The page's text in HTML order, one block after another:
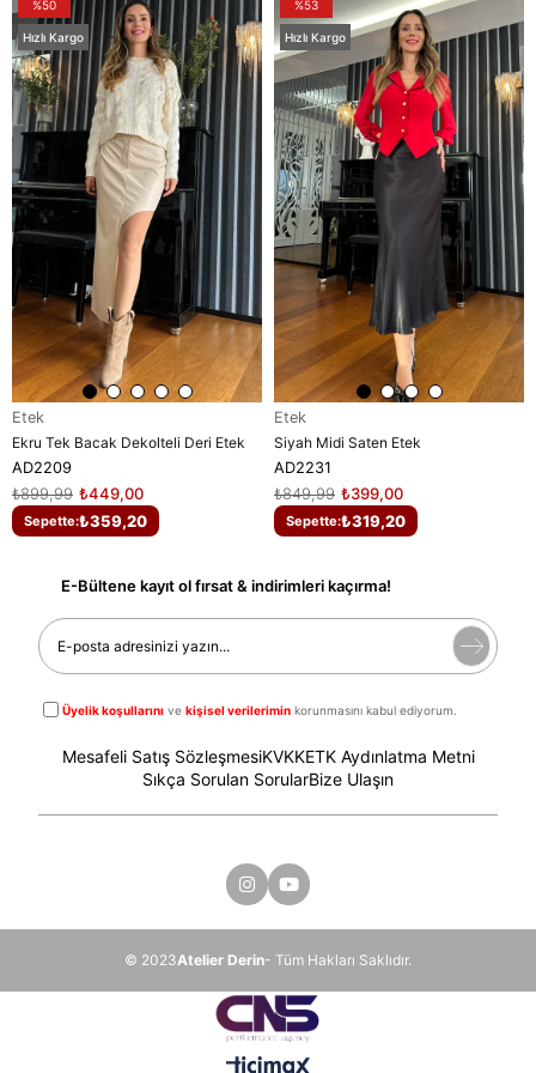
Etek
Ekru Tek Bacak Dekolteli Deri Etek
AD2209
₺449,00
₺899,99
Sepette:₺359,20
%50
Hızlı Kargo
Etek
Siyah Midi Saten Etek
AD2231
₺399,00
₺849,99
Sepette:₺319,20
%53
Hızlı Kargo
E-Bültene kayıt ol fırsat & indirimleri kaçırma!
Üyelik koşullarını vekişisel verilerimin korunmasını kabul ediyorum.
Mesafeli Satış SözleşmesiKVKKETK Aydınlatma Metni
Sıkça Sorulan SorularBize Ulaşın
© 2023Atelier Derin- Tüm Hakları Saklıdır.